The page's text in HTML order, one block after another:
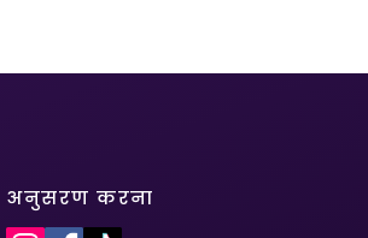
अनुसरण करना